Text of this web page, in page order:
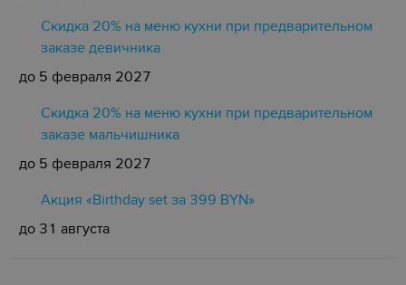
Скидка 20% на меню кухни при предварительном
заказе девичника
до 5 февраля 2027
Скидка 20% на меню кухни при предварительном
заказе мальчишника
до 5 февраля 2027
Акция «Birthday set за 399 BYN»
до 31 августа